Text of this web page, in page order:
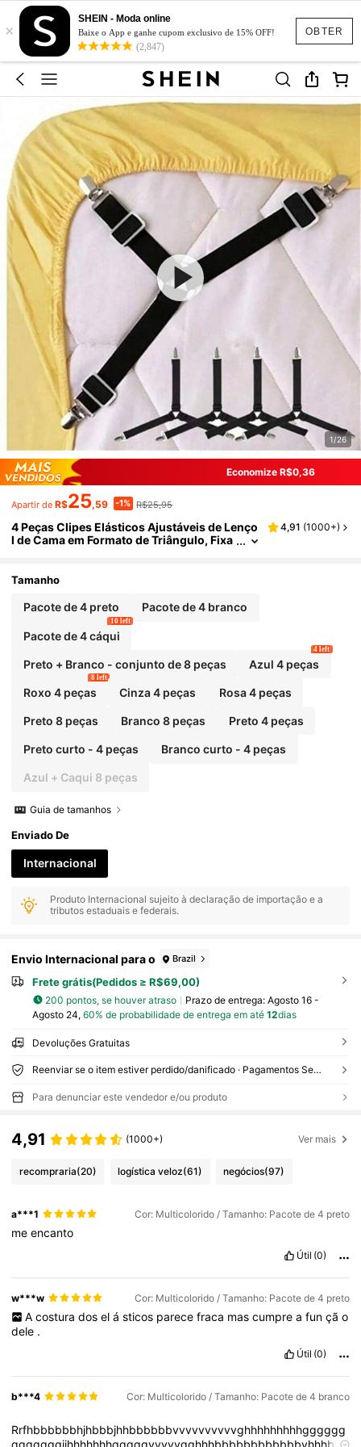
OBTER
×
SHEIN - Moda online
Baixe o App e ganhe cupom exclusivo de 15% OFF!
(2,847)
1/26
Economize R$0,36
Apartir de R$25,59 -1% R$25,95
4 Peças Clipes Elásticos Ajustáveis de Lenço
l de Cama em Formato de Triângulo, Fixa
apantes
4,91 (1000+)
Tamanho
Pacote de 4 preto Pacote de 4 branco
Pacote de 4 cáqui
10 left
Preto + Branco - conjunto de 8 peças Azul 4 peças
4 left
Roxo 4 peças
8 left
Cinza 4 peças Rosa 4 peças
Preto 8 peças Branco 8 peças Preto 4 peças
Preto curto - 4 peças Branco curto - 4 peças
Azul + Caqui 8 peças
Guia de tamanhos
Enviado De
Internacional
Produto Internacional sujeito à declaração de importação e a
tributos estaduais e federais.
Envio Internacional para o Brazil
Frete grátis(Pedidos ≥ R$69,00)
200 pontos, se houver atraso Prazo de entrega: Agosto 16 -
Agosto 24, 60% de probabilidade de entrega em até 12dias
Devoluções Gratuitas
Reenviar se o item estiver perdido/danificado · Pagamentos Seguros · Proteção de privacidade
Para denunciar este vendedor e/ou produto
4,91 (1000+) Ver mais
recompraria(20) logística veloz(61) negócios(97)
a***1 Cor: Multicolorido / Tamanho: Pacote de 4 preto
meencanto
Útil (0)
w***w Cor: Multicolorido / Tamanho: Pacote de 4 preto
A costura dos el á sticos parece fraca mas cumpre a fun çã o
dele .
Útil (0)
b***4 Cor: Multicolorido / Tamanho: Pacote de 4 branco
Rrfhbbbbbbhjhbbbjhhbbbbbbvvvvvvvvvvghhhhhhhhhgggggg